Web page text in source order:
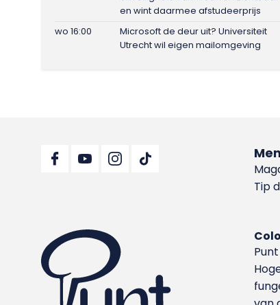
en wint daarmee afstudeerprijs
wo 16:00
Microsoft de deur uit? Universiteit
Utrecht wil eigen mailomgeving
Tip